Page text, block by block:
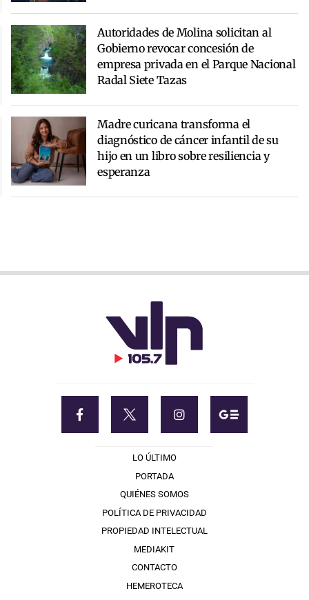
Autoridades de Molina solicitan al
Gobierno revocar concesión de
empresa privada en el Parque Nacional
Radal Siete Tazas
Madre curicana transforma el
diagnóstico de cáncer infantil de su
hijo en un libro sobre resiliencia y
esperanza
LO ÚLTIMO
PORTADA
QUIÉNES SOMOS
POLÍTICA DE PRIVACIDAD
PROPIEDAD INTELECTUAL
MEDIAKIT
CONTACTO
HEMEROTECA